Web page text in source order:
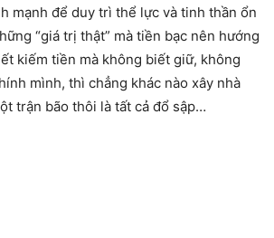
mạnh để duy trì thể lực và tinh thần ổn
“giá trị thật” mà tiền bạc nên hướng
kiếm tiền mà không biết giữ, không
mình, thì chẳng khác nào xây nhà
trận bão thôi là tất cả đổ sập…